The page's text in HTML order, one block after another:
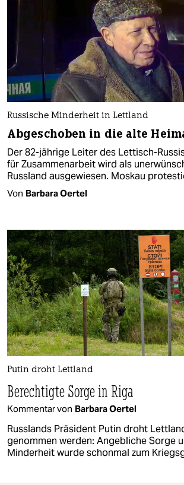
Russische Minderheit in Lettland
Abgeschoben in die alte
Der 82-jährige Leiter des Lettisch-
für Zusammenarbeit wird als
Russland ausgewiesen. Moskau
Von Barbara Oertel
Putin droht Lettland
Berechtigte Sorge in Riga
Kommentar von Barbara Oertel
Russlands Präsident Putin droht
genommen werden: Angebliche Sorge
Minderheit wurde schonmal zum